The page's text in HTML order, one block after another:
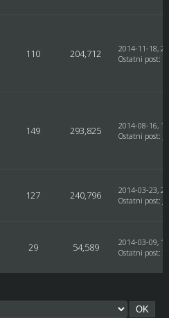
110 204,712
2014-11-18,
Ostatni post:
149 293,825
2014-08-16,
Ostatni post:
127 240,796
2014-03-23,
Ostatni post:
29 54,589
2014-03-09,
Ostatni post: